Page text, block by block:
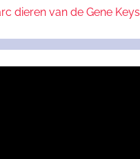
dieren van de Gene Keys